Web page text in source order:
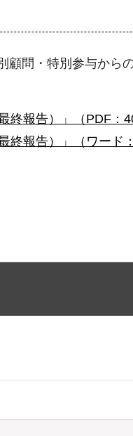
問・特別参与から
終報告）」（PDF：
終報告）」（ワード